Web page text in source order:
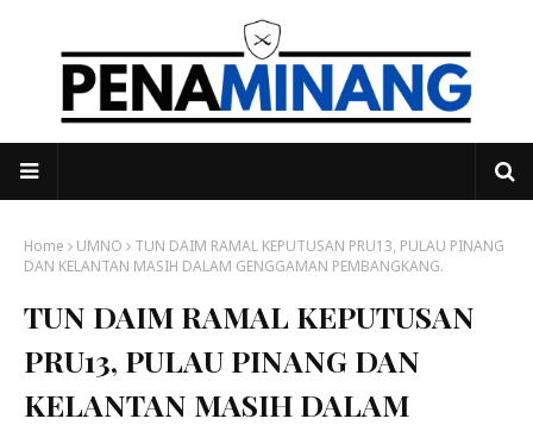
Home UMNO
TUN DAIM RAMAL KEPUTUSAN PRU13, PULAU PINANG
DAN KELANTAN MASIH DALAM GENGGAMAN PEMBANGKANG.
TUN DAIM RAMAL KEPUTUSAN
PRU13, PULAU PINANG DAN
KELANTAN MASIH DALAM